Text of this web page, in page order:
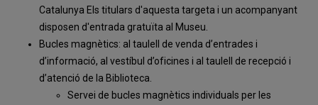
Catalunya Els titulars d'aquesta targeta i un acompanyant
disposen d'entrada gratuïta al Museu.
Bucles magnètics: al taulell de venda d’entrades i
d’informació, al vestíbul d’oficines i al taulell de recepció i
d’atenció de la Biblioteca.
Servei de bucles magnètics individuals per les